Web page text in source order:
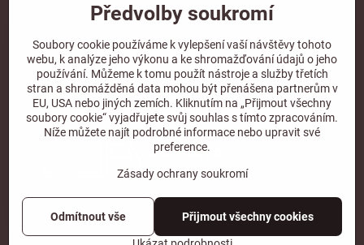
Doprava a platba
DOPRAVA ZDARMA
při objednávce nad2000 Kč vč. DPH.
*Nevztahuje se na paletovou přepravu.
©2026CopyrightPředvolby soukromíZásady ochrany soukromí
Předvolby soukromí
Soubory cookie používáme k vylepšení vaší návštěvy tohoto
webu, k analýze jeho výkonu a ke shromažďování údajů o jeho
používání. Můžeme k tomu použít nástroje a služby třetích
stran a shromážděná data mohou být přenášena partnerům v
EU, USA nebo jiných zemích. Kliknutím na „Přijmout všechny
soubory cookie“ vyjadřujete svůj souhlas s tímto zpracováním.
Níže můžete najít podrobné informace nebo upravit své
preference.
Zásady ochrany soukromí
Přijmout všechny cookies
Odmítnout vše